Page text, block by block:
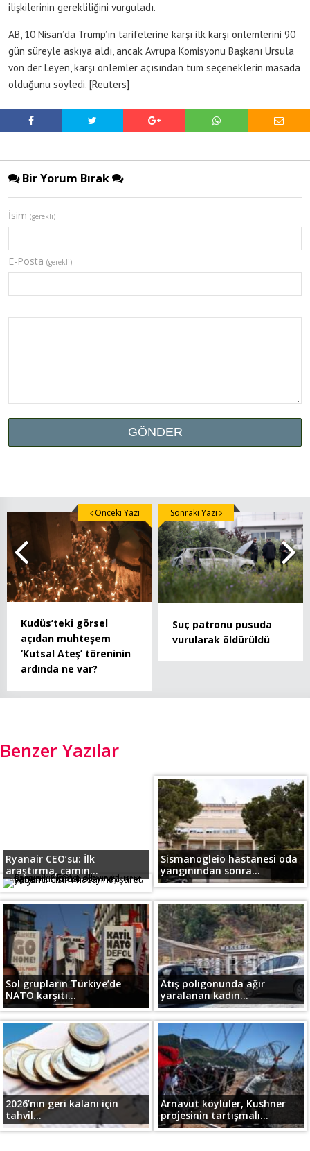
ilişkilerinin gerekliliğini vurguladı.
AB, 10 Nisan’da Trump’ın tarifelerine karşı ilk karşı önlemlerini 90
gün süreyle askıya aldı, ancak Avrupa Komisyonu Başkanı Ursula
von der Leyen, karşı önlemler açısından tüm seçeneklerin masada
olduğunu söyledi. [Reuters]
Bir Yorum Bırak
İsim (gerekli)
E-Posta (gerekli)
Kudüs’teki görsel
açıdan muhteşem
‘Kutsal Ateş’ töreninin
ardında ne var?
Önceki Yazı
Suç patronu pusuda
vurularak öldürüldü
Sonraki Yazı
Benzer Yazılar
Ryanair CEO’su: İlk
araştırma, camın...
Sismanogleio hastanesi oda
yangınından sonra...
Sol grupların Türkiye’de
NATO karşıtı...
Atış poligonunda ağır
yaralanan kadın...
2026’nın geri kalanı için
tahvil...
Arnavut köylüler, Kushner
projesinin tartışmalı...